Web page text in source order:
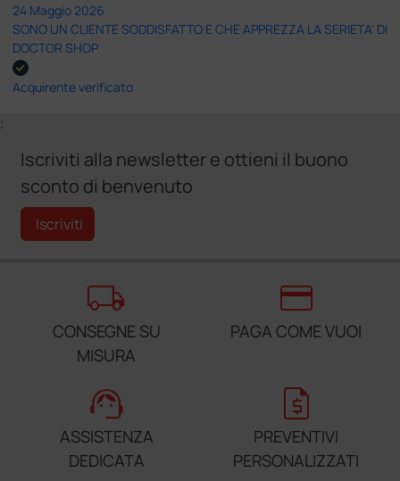
24 Maggio 2026
SONO UN CLIENTE SODDISFATTO E CHE APPREZZA LA SERIETA' DI
DOCTOR SHOP
Acquirente verificato
;
Iscriviti alla newsletter e ottieni il buono
sconto di benvenuto
Iscriviti
local_shipping
CONSEGNE SU
MISURA
credit_card
PAGA COME VUOI
support_agent
ASSISTENZA
DEDICATA
request_quote
PREVENTIVI
PERSONALIZZATI